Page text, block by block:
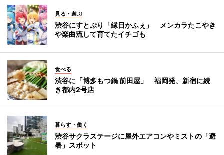
見る・遊ぶ
渋谷にすとぷり「縁日かふぇ」 メンカラたこやき
や楽曲流して育てたイチゴも
食べる
渋谷に「博多もつ鍋 前田屋」 福岡発、新宿に続
き都内2号店
暮らす・働く
渋谷サクラステージに屋外エアコンやミストの「避
暑」スポット